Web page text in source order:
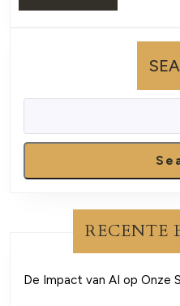
More
RECENTE
De Impact van AI op Onze